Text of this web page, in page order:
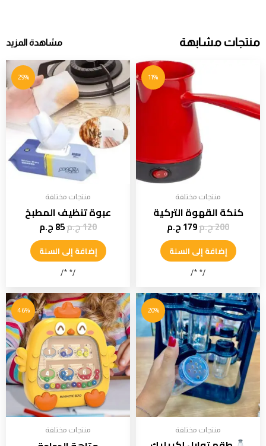
منتجات مشابهة مشاهدة المزيد
11%
منتجات مختلفة
كنكة القهوة التركية
200ج.م179ج.م
إضافة إلى السلة
/* */
29%
منتجات مختلفة
عبوة تنظيف المطبخ
120ج.م85ج.م
إضافة إلى السلة
/* */
20%
منتجات مختلفة
46%
منتجات مختلفة